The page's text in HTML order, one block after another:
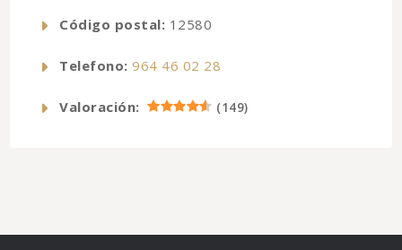
Código postal: 12580
Telefono: 964 46 02 28
Valoración: (149)